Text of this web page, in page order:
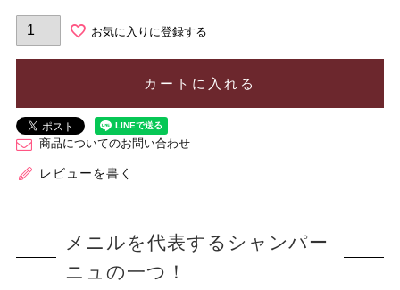
お気に入りに登録する
カートに入れる
商品についてのお問い合わせ
レビューを書く
メニルを代表するシャンパー
ニュの一つ！